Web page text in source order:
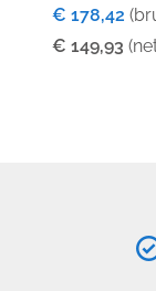
€ 178,42
€ 149,93